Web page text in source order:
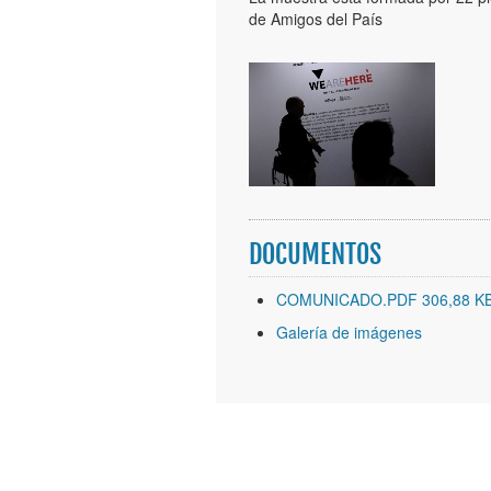
de Amigos del País
DOCUMENTOS
COMUNICADO.PDF 306,88
Galería de imágenes